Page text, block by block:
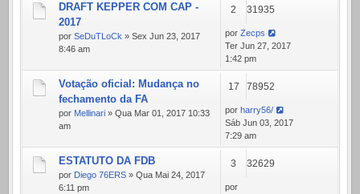
DRAFT KEPPER COM CAP -
2017
por SeDuTLoCk » Sex Jun 23, 2017
8:46 am
2 31935
por Zecps
Ter Jun 27, 2017
1:42 pm
Votação oficial: Mudança no
fechamento da FA
por Mellinari » Qua Mar 01, 2017 10:33
am
17 78952
por harry56/
Sáb Jun 03, 2017
7:29 am
ESTATUTO DA FDB
por Diego 76ERS » Qua Mai 24, 2017
6:11 pm
3 32629
por